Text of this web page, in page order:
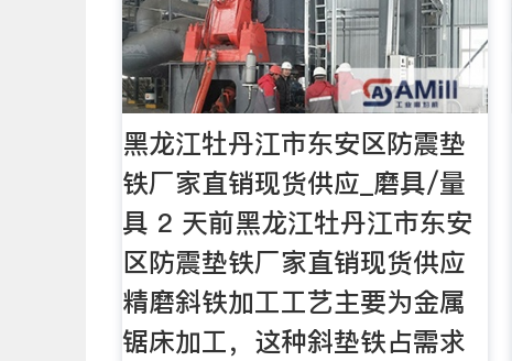
黑龙江牡丹江市东安区防震垫
铁厂家直销现货供应_磨具/量
具 2 天前黑龙江牡丹江市东安
区防震垫铁厂家直销现货供应
精磨斜铁加工工艺主要为金属
锯床加工，这种斜垫铁占需求